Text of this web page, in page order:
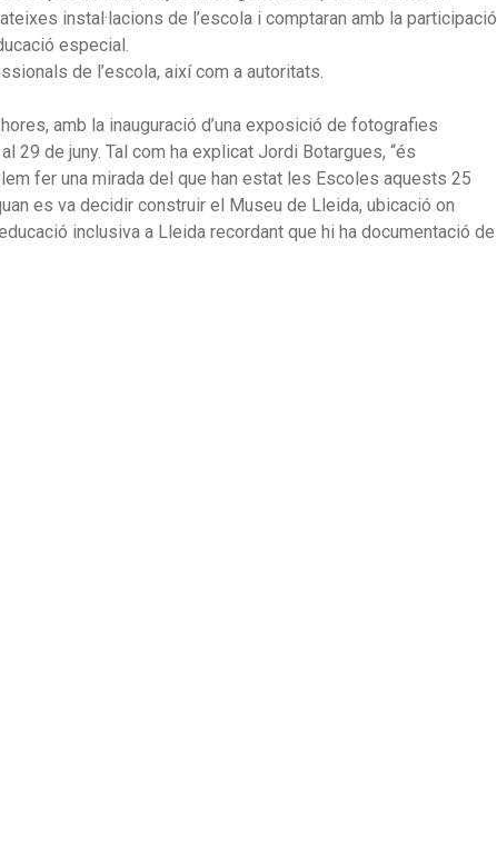
instal·lacions de l’escola i comptaran amb la participació
especial.
de l’escola, així com a autoritats.
amb la inauguració d’una exposició de fotografies
29 de juny. Tal com ha explicat Jordi Botargues, “és
fer una mirada del que han estat les Escoles aquests 25
es va decidir construir el Museu de Lleida, ubicació on
inclusiva a Lleida recordant que hi ha documentació de